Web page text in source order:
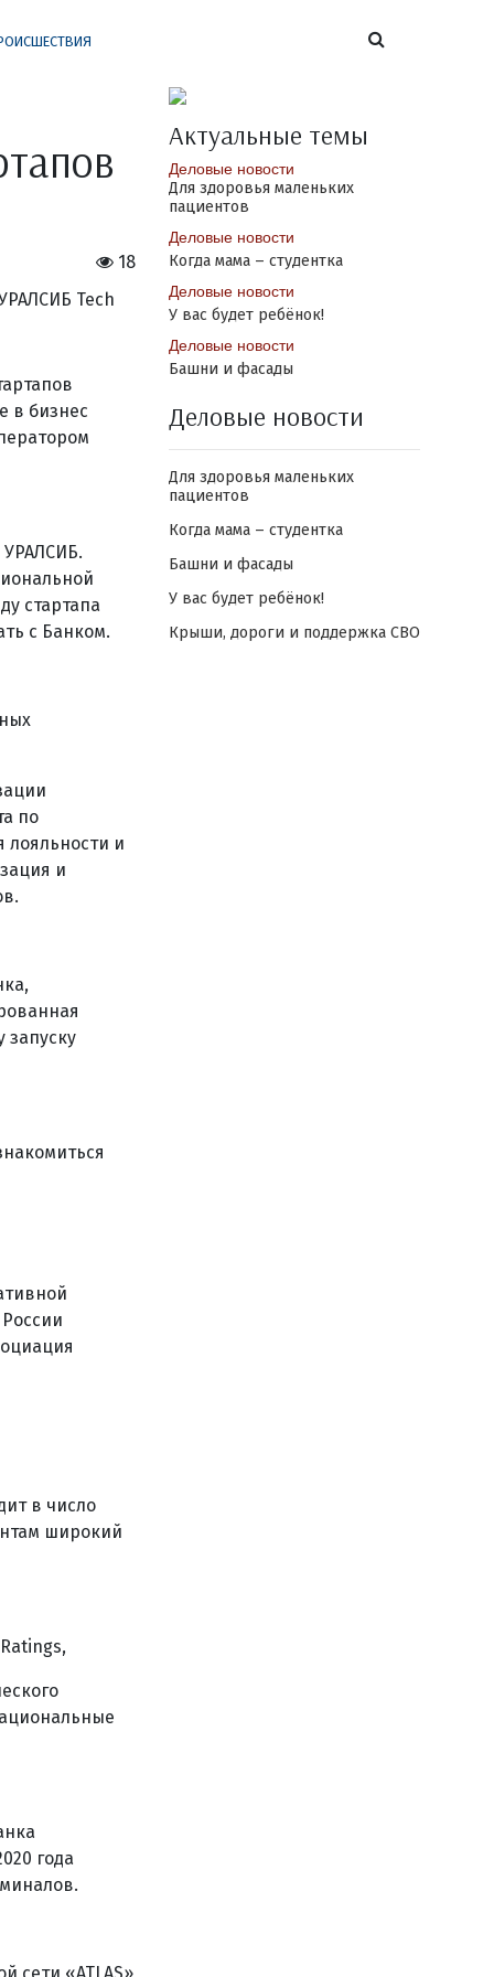
18
в бизнес
УРАЛСИБ.
стартапа
с Банком.
по
и
и
в число
широкий
года
Актуальные темы
Деловые новости
Для здоровья маленьких
пациентов
Деловые новости
Когда мама – студентка
Деловые новости
У вас будет ребёнок!
Деловые новости
Башни и фасады
Деловые новости
Для здоровья маленьких
пациентов
Когда мама – студентка
Башни и фасады
У вас будет ребёнок!
Крыши, дороги и поддержка СВО